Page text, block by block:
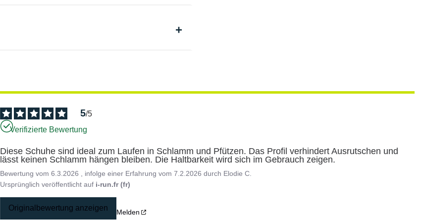
5/5
Verifizierte Bewertung
Diese Schuhe sind ideal zum Laufen in Schlamm und Pfützen. Das Profil verhindert Ausrutschen und
lässt keinen Schlamm hängen bleiben. Die Haltbarkeit wird sich im Gebrauch zeigen.
Bewertung vom6.3.2026 , infolge einer Erfahrung vom7.2.2026 durch Elodie C.
Ursprünglich veröffentlicht auf i-run.fr (fr)
Originalbewertung anzeigen Melden